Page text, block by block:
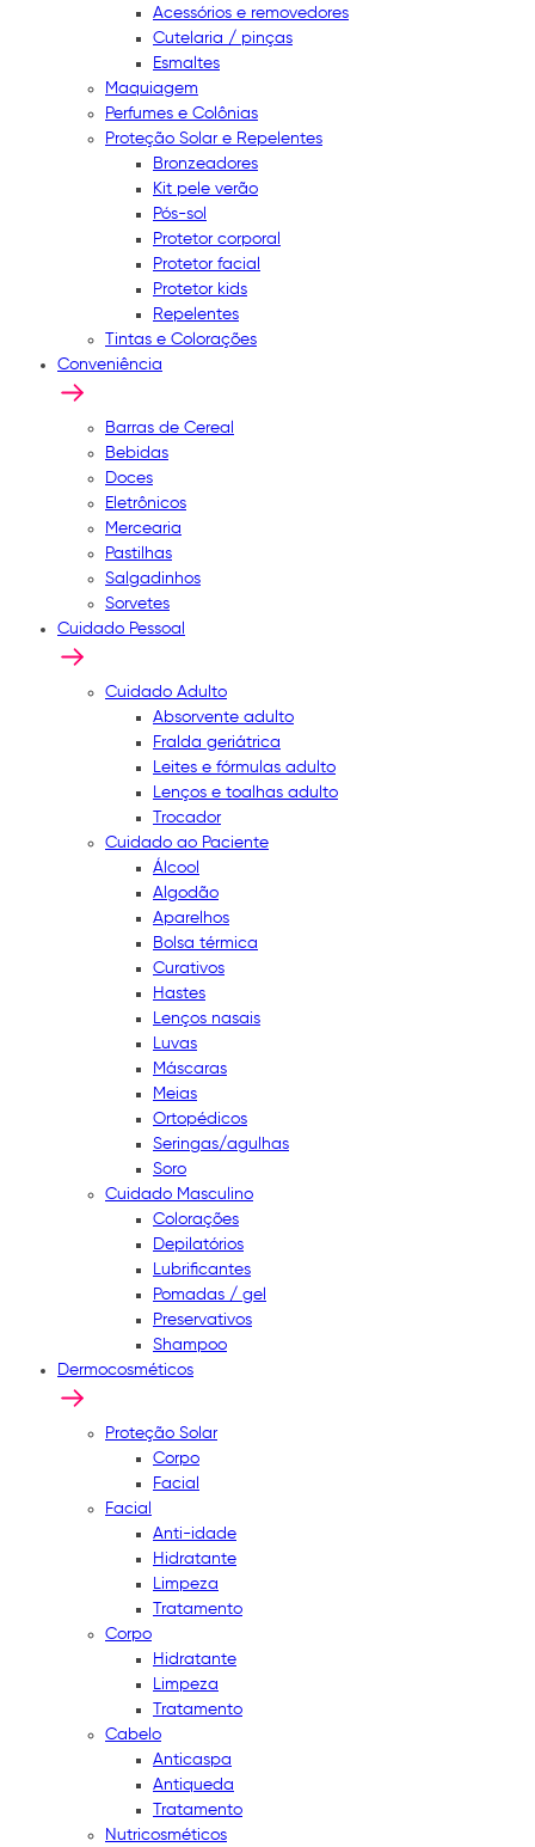
Acessórios e removedores
Cutelaria / pinças
Esmaltes
Maquiagem
Perfumes e Colônias
Proteção Solar e Repelentes
Bronzeadores
Kit pele verão
Pós-sol
Protetor corporal
Protetor facial
Protetor kids
Repelentes
Tintas e Colorações
Conveniência
Barras de Cereal
Bebidas
Doces
Eletrônicos
Mercearia
Pastilhas
Salgadinhos
Sorvetes
Cuidado Pessoal
Cuidado Adulto
Absorvente adulto
Fralda geriátrica
Leites e fórmulas adulto
Lenços e toalhas adulto
Trocador
Cuidado ao Paciente
Álcool
Algodão
Aparelhos
Bolsa térmica
Curativos
Hastes
Lenços nasais
Luvas
Máscaras
Meias
Ortopédicos
Seringas/agulhas
Soro
Cuidado Masculino
Colorações
Depilatórios
Lubrificantes
Pomadas / gel
Preservativos
Shampoo
Dermocosméticos
Proteção Solar
Corpo
Facial
Facial
Anti-idade
Hidratante
Limpeza
Tratamento
Corpo
Hidratante
Limpeza
Tratamento
Cabelo
Anticaspa
Antiqueda
Tratamento
Nutricosméticos